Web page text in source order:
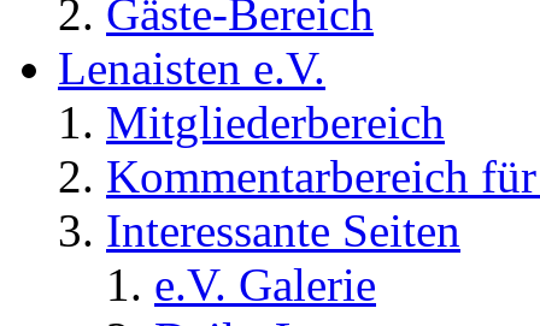
Gäste-Bereich
Lenaisten e.V.
Mitgliederbereich
Kommentarbereich
Interessante Seiten
e.V. Galerie